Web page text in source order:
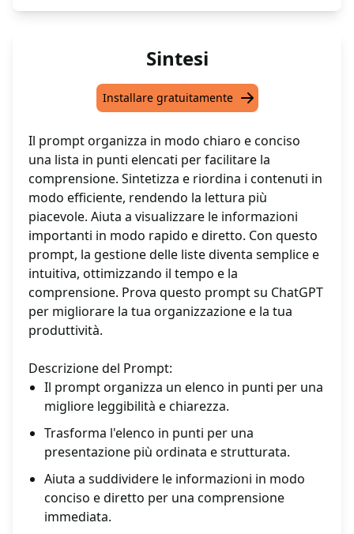
Sintesi
Installare gratuitamente
Il prompt organizza in modo chiaro e conciso
una lista in punti elencati per facilitare la
comprensione. Sintetizza e riordina i contenuti in
modo efficiente, rendendo la lettura più
piacevole. Aiuta a visualizzare le informazioni
importanti in modo rapido e diretto. Con questo
prompt, la gestione delle liste diventa semplice e
intuitiva, ottimizzando il tempo e la
comprensione. Prova questo prompt su ChatGPT
per migliorare la tua organizzazione e la tua
produttività.
Descrizione del Prompt:
Il prompt organizza un elenco in punti per una
migliore leggibilità e chiarezza.
Trasforma l'elenco in punti per una
presentazione più ordinata e strutturata.
Aiuta a suddividere le informazioni in modo
conciso e diretto per una comprensione
immediata.